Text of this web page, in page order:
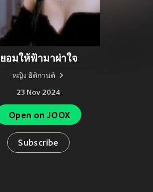
ยอมให้ฟ้ามาผ่าใจ
หญิง ธิติกานต์
23 Nov 2024
Open on JOOX
Subscribe